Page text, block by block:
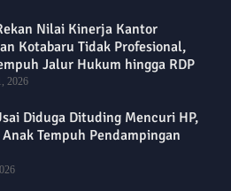
Nilai Kinerja Kantor
Kotabaru Tidak Profesional,
Jalur Hukum hingga RDP
2026
Diduga Dituding Mencuri HP,
Tempuh Pendampingan